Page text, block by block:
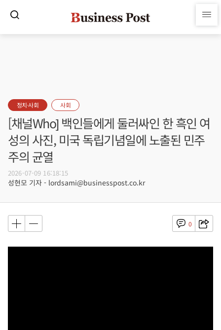
정치·사회 사회
[채널Who] 백인들에게 둘러싸인 한 흑인 여
성의 사진, 미국 독립기념일에 노출된 민주
주의 균열
2026-07-09 16:18:15
성현모 기자 - lordsami@businesspost.co.kr
0